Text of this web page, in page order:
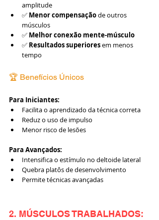
amplitude
✅ Menor compensação de outros
músculos
✅ Melhor conexão mente-músculo
✅ Resultados superiores em menos
tempo
🏆 Benefícios Únicos
Para Iniciantes:
Facilita o aprendizado da técnica correta
Reduz o uso de impulso
Menor risco de lesões
Para Avançados:
Intensifica o estímulo no deltoide lateral
Quebra platôs de desenvolvimento
Permite técnicas avançadas
2. MÚSCULOS TRABALHADOS: